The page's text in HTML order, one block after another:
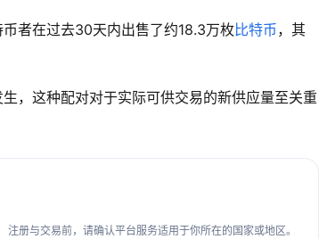
者在过去30天内出售了约18.3万枚比特币，其
，这种配对对于实际可供交易的新供应量至关重
注册与交易前，请确认平台服务适用于你所在的国家或地区。